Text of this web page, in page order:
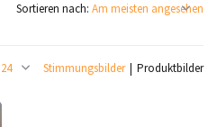
Stimmungsbilder Produktbilder
Sortieren nach: